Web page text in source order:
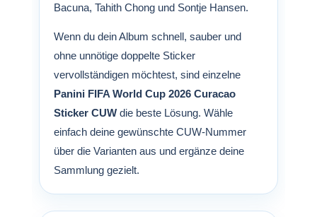
Bacuna, Tahith Chong und Sontje Hansen.
Wenn du dein Album schnell, sauber und
ohne unnötige doppelte Sticker
vervollständigen möchtest, sind einzelne
Panini FIFA World Cup 2026 Curacao
Sticker CUW die beste Lösung. Wähle
einfach deine gewünschte CUW-Nummer
über die Varianten aus und ergänze deine
Sammlung gezielt.